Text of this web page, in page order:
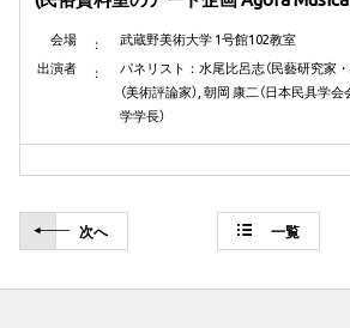
会場
武蔵野美術大学 1号館102教室
出演者
パネリスト：水尾比呂志（民藝研究家
（美術評論家）, 朝岡 康二（日本民具学
学学長）
次へ 一覧